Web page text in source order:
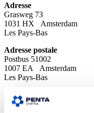
Adresse
Grasweg 73
1031 HX Amsterdam
Les Pays-Bas
Adresse postale
Postbus 51002
1007 EA Amsterdam
Les Pays-Bas
Contact
T +31 (0)20 89 43 707